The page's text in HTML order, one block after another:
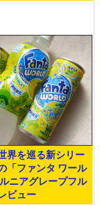
界を巡る新シリー
「ファンタ ワール
ニアグレープフル
ビュー